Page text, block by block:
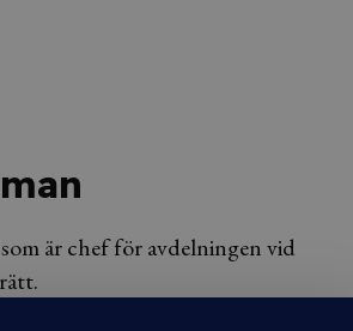
är chef för avdelningen vid